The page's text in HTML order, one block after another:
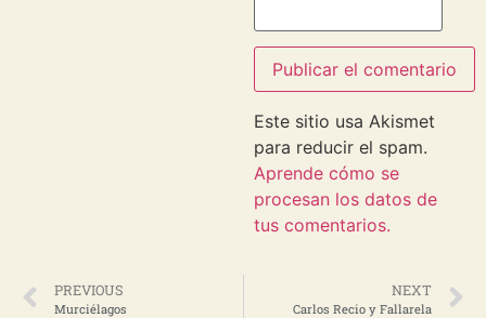
Este sitio usa Akismet
para reducir el spam.
Aprende cómo se
procesan los datos de
tus comentarios.
PREVIOUS
Murciélagos
NEXT
Carlos Recio y Fallarela